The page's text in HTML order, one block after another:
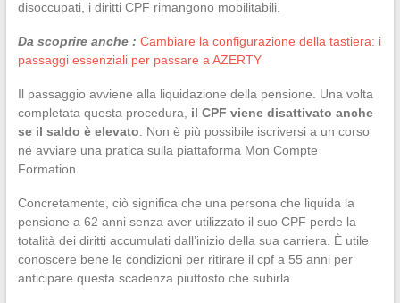
disoccupati, i diritti CPF rimangono mobilitabili.
Da scoprire anche : Cambiare la configurazione della tastiera: i
passaggi essenziali per passare a AZERTY
Il passaggio avviene alla liquidazione della pensione. Una volta
completata questa procedura, il CPF viene disattivato anche
se il saldo è elevato . Non è più possibile iscriversi a un corso
né avviare una pratica sulla piattaforma Mon Compte
Formation.
Concretamente, ciò significa che una persona che liquida la
pensione a 62 anni senza aver utilizzato il suo CPF perde la
totalità dei diritti accumulati dall’inizio della sua carriera. È utile
conoscere bene le condizioni per ritirare il cpf a 55 anni per
anticipare questa scadenza piuttosto che subirla.